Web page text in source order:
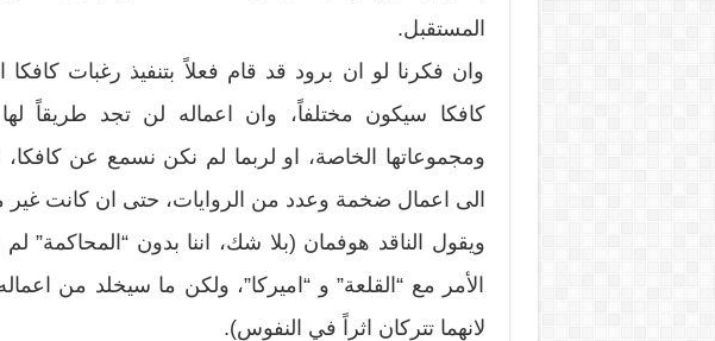
المستقبل.
وان فكرنا لو ان برود قد قام فعلاً بتنفيذ رغبات كافكا
كافكا سيكون مختلفاً، وان اعماله لن تجد طريقاً
ومجموعاتها الخاصة، او لربما لم نكن نسمع عن كافكا،
الى اعمال ضخمة وعدد من الروايات، حتى ان كانت غير
ويقول الناقد هوفمان (بلا شك، اننا بدون “المحاكمة”
الأمر مع “القلعة” و “اميركا”، ولكن ما سيخلد من
لانهما تتركان اثراً في النفوس).